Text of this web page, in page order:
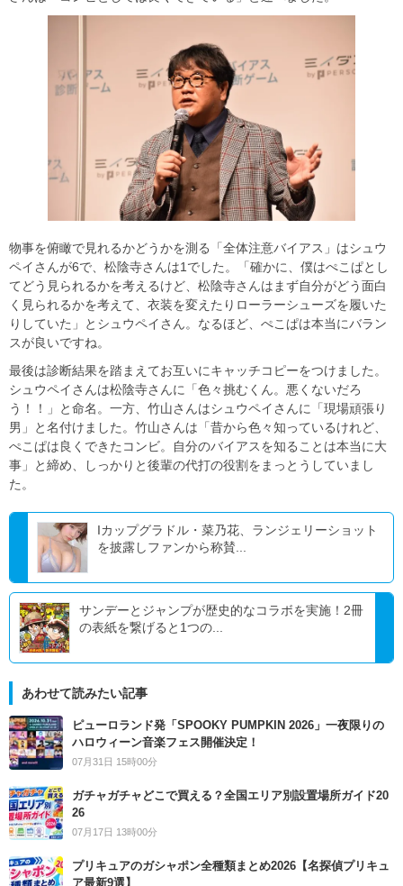
物事を俯瞰で見れるかどうかを測る「全体注意バイアス」はシュウ
ペイさんが6で、松陰寺さんは1でした。「確かに、僕はぺこぱとし
てどう見られるかを考えるけど、松陰寺さんはまず自分がどう面白
く見られるかを考えて、衣装を変えたりローラーシューズを履いた
りしていた」とシュウペイさん。なるほど、ぺこぱは本当にバラン
スが良いですね。
最後は診断結果を踏まえてお互いにキャッチコピーをつけました。
シュウペイさんは松陰寺さんに「色々挑むくん。悪くないだろ
う！！」と命名。一方、竹山さんはシュウペイさんに「現場頑張り
男」と名付けました。竹山さんは「昔から色々知っているけれど、
ぺこぱは良くできたコンビ。自分のバイアスを知ることは本当に大
事」と締め、しっかりと後輩の代打の役割をまっとうしていまし
た。
Iカップグラドル・菜乃花、ランジェリーショット
を披露しファンから称賛...
サンデーとジャンプが歴史的なコラボを実施！2冊
の表紙を繋げると1つの...
あわせて読みたい記事
ピューロランド発「SPOOKY PUMPKIN 2026」一夜限りの
ハロウィーン音楽フェス開催決定！
07月31日 15時00分
ガチャガチャどこで買える？全国エリア別設置場所ガイド20
26
07月17日 13時00分
プリキュアのガシャポン全種類まとめ2026【名探偵プリキュ
ア最新9選】